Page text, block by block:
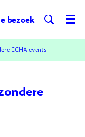
bezoek Menu
CCHA events
Inzoomen